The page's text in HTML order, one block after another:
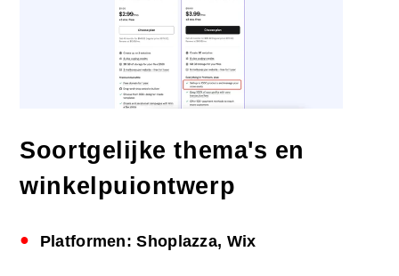
Soortgelijke thema's en
winkelpuiontwerp
Platformen: Shoplazza, Wix